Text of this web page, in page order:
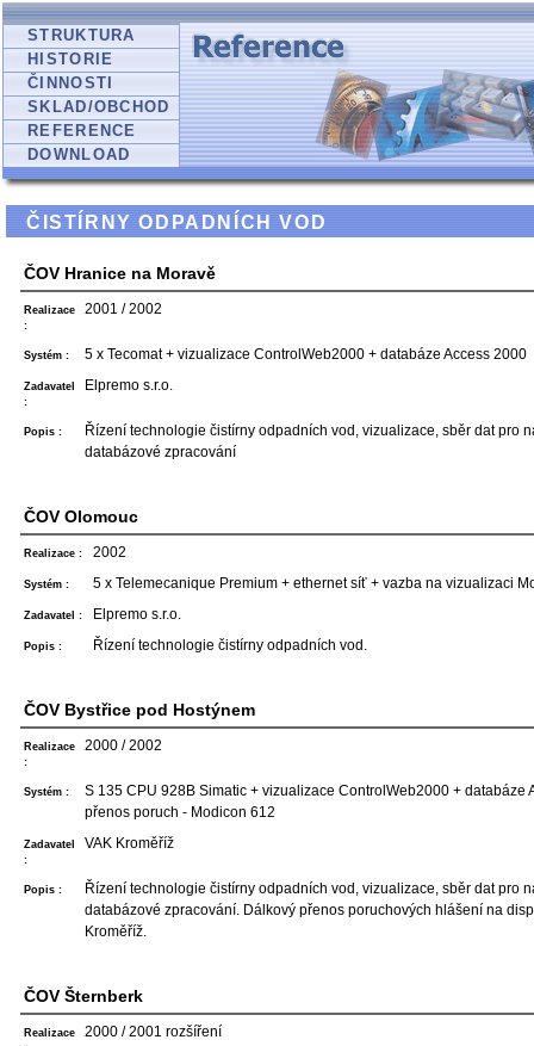
STRUKTURA
HISTORIE
ČINNOSTI
SKLAD/OBCHOD
REFERENCE
DOWNLOAD
ČISTÍRNY ODPADNÍCH VOD
ČOV Hranice na Moravě
Realizace
:
2001 / 2002
Systém : 5 x Tecomat + vizualizace ControlWeb2000 + databáze Access 2000
Zadavatel
:
Elpremo s.r.o.
Popis :
Řízení technologie čistírny odpadních vod, vizualizace, sběr dat pro
databázové zpracování
ČOV Olomouc
Realizace : 2002
Systém : 5 x Telemecanique Premium + ethernet síť + vazba na vizualizaci
Zadavatel : Elpremo s.r.o.
Popis : Řízení technologie čistírny odpadních vod.
ČOV Bystřice pod Hostýnem
Realizace
:
2000 / 2002
Systém :
S 135 CPU 928B Simatic + vizualizace ControlWeb2000 + databáze
přenos poruch - Modicon 612
Zadavatel
:
VAK Kroměříž
Popis :
Řízení technologie čistírny odpadních vod, vizualizace, sběr dat pro
databázové zpracování. Dálkový přenos poruchových hlášení na
Kroměříž.
ČOV Šternberk
Realizace
2000 / 2001 rozšíření